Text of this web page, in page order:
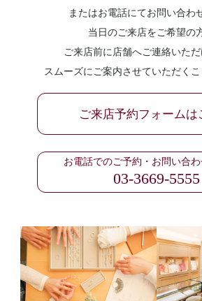
またはお電話にてお問い合わ
当日のご来店をご希望の
ご来店前に店舗へご連絡いただ
スムーズにご案内させていただくこ
ご来店予約フォームは
お電話でのご予約・お問い合
03-3669-5555